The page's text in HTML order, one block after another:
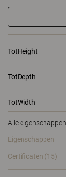
TotHeight
TotDepth
TotWidth
Alle eigenschappen
Eigenschappen
Certificaten (15)